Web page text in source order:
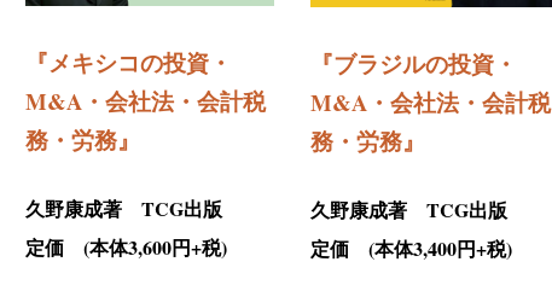
『メキシコの投資・
M&A・会社法・会計税
務・労務』
久野康成著 TCG出版
定価 (本体3,600円+税)
『ブラジルの投資・
M&A・会社法・会計税
務・労務』
久野康成著 TCG出版
定価 (本体3,400円+税)